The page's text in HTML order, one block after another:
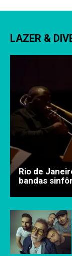
LAZER &
Rio de
bandas